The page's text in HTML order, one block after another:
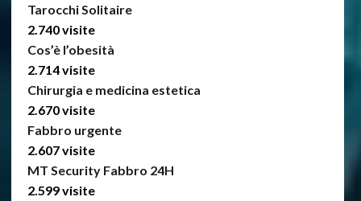
Tarocchi Solitaire
2.740 visite
Cos’è l’obesità
2.714 visite
Chirurgia e medicina estetica
2.670 visite
Fabbro urgente
2.607 visite
MT Security Fabbro 24H
2.599 visite